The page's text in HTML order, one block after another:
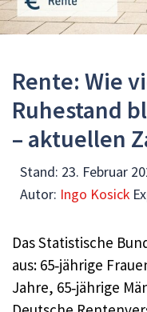
Rente: Wie
Ruhestand
– aktuellen
Stand: 23. Februar
Autor: Ingo Kosick
Das Statistische
aus: 65‑jährige
Jahre, 65‑jährige